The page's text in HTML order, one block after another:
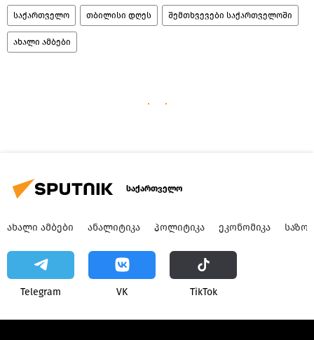
საქართველო თბილისი დღეს შემთხვევები საქართველოში
ახალი ამბები
საქართველო
ᲐᲮᲐᲚᲘ ᲐᲛᲑᲔᲑᲘ ᲐᲜᲐᲚᲘᲢᲘᲙᲐ ᲞᲝᲚᲘᲢᲘᲙᲐ ᲔᲙᲝᲜᲝᲛᲘᲙᲐ
Telegram VK ТikТоk